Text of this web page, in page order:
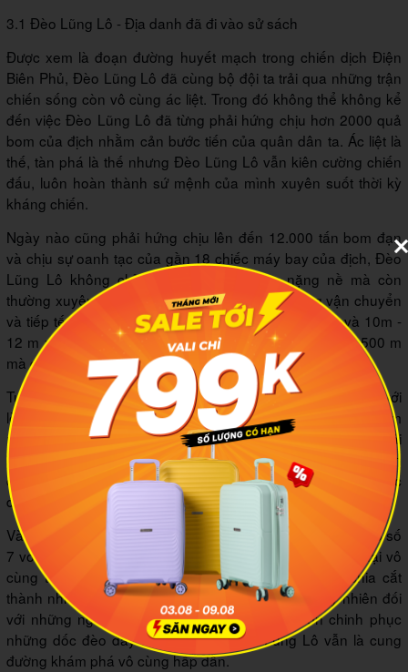
3.1 Đèo Lũng Lô - Địa danh đã đi vào sử sách
Được xem là đoạn đường huyết mạch trong chiến dịch Điện
Biên Phủ, Đèo Lũng Lô đã cùng bộ đội ta trải qua những trận
chiến sống còn vô cùng ác liệt. Trong đó không thể không kể
đến việc Đèo Lũng Lô đã từng phải hứng chịu hơn 2000 quả
bom của địch nhằm cản bước tiến của quân dân ta. Ác liệt là
thế, tàn phá là thế nhưng Đèo Lũng Lô vẫn kiên cường chiến
đấu, luôn hoàn thành sứ mệnh của mình xuyên suốt thời kỳ
kháng chiến.
Ngày nào cũng phải hứng chịu lên đến 12.000 tấn bom đạn
và chịu sự oanh tạc của gần 18 chiếc máy bay của địch, Đèo
Lũng Lô không chỉ hư hỏng mặt đường nặng nề mà còn
thường xuyên sạt lở, lấp kín hết lối đi. Trên đường vận chuyển
và tiếp tế lương thực, những hố bom rộng từ 4 - 5 m và 10m -
12 m xuất hiện khắp nơi. Chỉ trong khoảng 400m đến 500 m
mà đã có tới hàng chục hố bom sâu như thế gây cản trở.
Tuy nhiên bất chấp mọi khó khăn, gian lao, những chiến sĩ với
lòng can đảm, sẵn sàng hi sinh thân mình mà bất chấp hiểm
nguy vẫn ngày ngày vẫn tiếp tục nhiệm vụ của mình. Vừa phải
đào bới, kích nổ để vô hiệu hóa các quả bom còn sót lại trên
đường, vừa chiến đấu can trường để lương thực, vũ khí được
đến tay bộ đội ta một cách nguyên vẹn.
Vào 12 năm trước, Đèo Lũng Lô đã phải hứng chịu cơn bão số
7 với sức tàn phá vô cùng nặng nề, gây ra những thiệt hại vô
cùng to lớn. Vì thế hiện nay con đèo lịch sử đã bị chia cắt
thành nhiều đoạn, gây khó khăn khi di chuyển. Tuy nhiên đối
với những người đam mê phượt và mong muốn chinh phục
những dốc đèo đầy mạo hiểm thì Đèo Lũng Lô vẫn là cung
đường khám phá vô cùng hấp dẫn.